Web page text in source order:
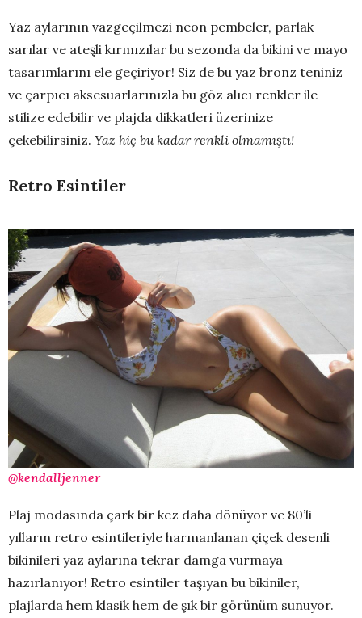
Yaz aylarının vazgeçilmezi neon pembeler, parlak
sarılar ve ateşli kırmızılar bu sezonda da bikini ve mayo
tasarımlarını ele geçiriyor! Siz de bu yaz bronz teniniz
ve çarpıcı aksesuarlarınızla bu göz alıcı renkler ile
stilize edebilir ve plajda dikkatleri üzerinize
çekebilirsiniz. Yaz hiç bu kadar renkli olmamıştı!
Retro Esintiler
@kendalljenner
Plaj modasında çark bir kez daha dönüyor ve 80’li
yılların retro esintileriyle harmanlanan çiçek desenli
bikinileri yaz aylarına tekrar damga vurmaya
hazırlanıyor! Retro esintiler taşıyan bu bikiniler,
plajlarda hem klasik hem de şık bir görünüm sunuyor.